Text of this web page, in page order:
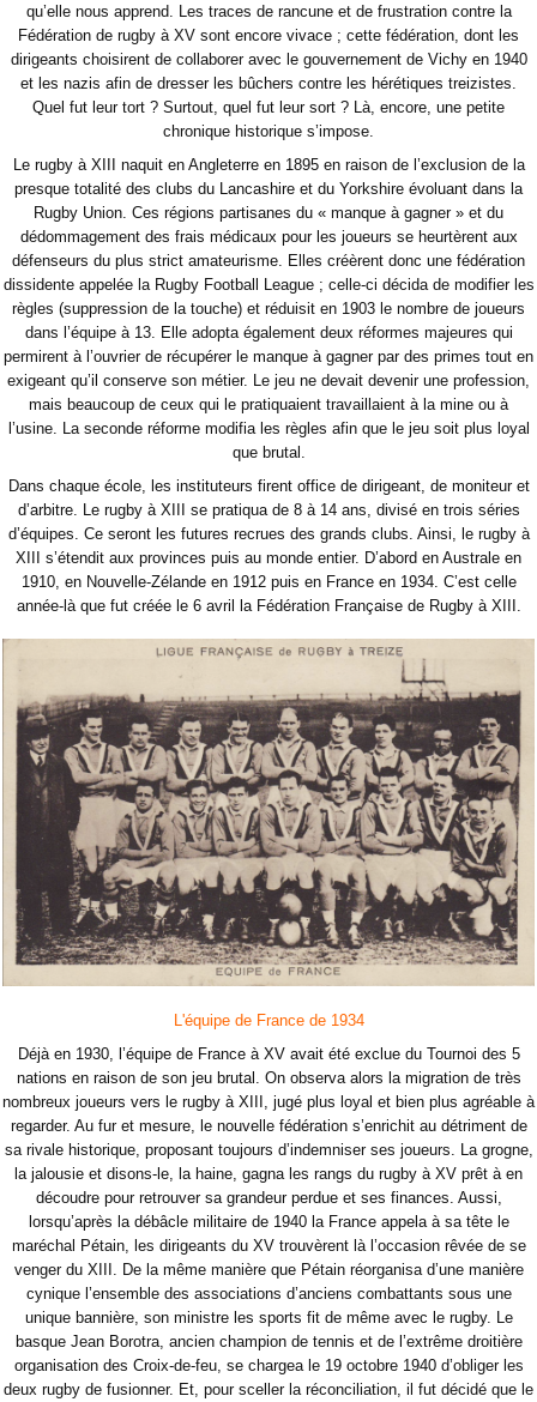
qu’elle nous apprend. Les traces de rancune et de frustration contre la
Fédération de rugby à XV sont encore vivace ; cette fédération, dont les
dirigeants choisirent de collaborer avec le gouvernement de Vichy en 1940
et les nazis afin de dresser les bûchers contre les hérétiques treizistes.
Quel fut leur tort ? Surtout, quel fut leur sort ? Là, encore, une petite
chronique historique s’impose.
Le rugby à XIII naquit en Angleterre en 1895 en raison de l’exclusion de la
presque totalité des clubs du Lancashire et du Yorkshire évoluant dans la
Rugby Union. Ces régions partisanes du « manque à gagner » et du
dédommagement des frais médicaux pour les joueurs se heurtèrent aux
défenseurs du plus strict amateurisme. Elles créèrent donc une fédération
dissidente appelée la Rugby Football League ; celle-ci décida de modifier les
règles (suppression de la touche) et réduisit en 1903 le nombre de joueurs
dans l’équipe à 13. Elle adopta également deux réformes majeures qui
permirent à l’ouvrier de récupérer le manque à gagner par des primes tout en
exigeant qu’il conserve son métier. Le jeu ne devait devenir une profession,
mais beaucoup de ceux qui le pratiquaient travaillaient à la mine ou à
l’usine. La seconde réforme modifia les règles afin que le jeu soit plus loyal
que brutal.
Dans chaque école, les instituteurs firent office de dirigeant, de moniteur et
d’arbitre. Le rugby à XIII se pratiqua de 8 à 14 ans, divisé en trois séries
d’équipes. Ce seront les futures recrues des grands clubs. Ainsi, le rugby à
XIII s’étendit aux provinces puis au monde entier. D’abord en Australe en
1910, en Nouvelle-Zélande en 1912 puis en France en 1934. C’est celle
année-là que fut créée le 6 avril la Fédération Française de Rugby à XIII.
L'équipe de France de 1934
Déjà en 1930, l’équipe de France à XV avait été exclue du Tournoi des 5
nations en raison de son jeu brutal. On observa alors la migration de très
nombreux joueurs vers le rugby à XIII, jugé plus loyal et bien plus agréable à
regarder. Au fur et mesure, le nouvelle fédération s’enrichit au détriment de
sa rivale historique, proposant toujours d’indemniser ses joueurs. La grogne,
la jalousie et disons-le, la haine, gagna les rangs du rugby à XV prêt à en
découdre pour retrouver sa grandeur perdue et ses finances. Aussi,
lorsqu’après la débâcle militaire de 1940 la France appela à sa tête le
maréchal Pétain, les dirigeants du XV trouvèrent là l’occasion rêvée de se
venger du XIII. De la même manière que Pétain réorganisa d’une manière
cynique l’ensemble des associations d’anciens combattants sous une
unique bannière, son ministre les sports fit de même avec le rugby. Le
basque Jean Borotra, ancien champion de tennis et de l’extrême droitière
organisation des Croix-de-feu, se chargea le 19 octobre 1940 d’obliger les
deux rugby de fusionner. Et, pour sceller la réconciliation, il fut décidé que le